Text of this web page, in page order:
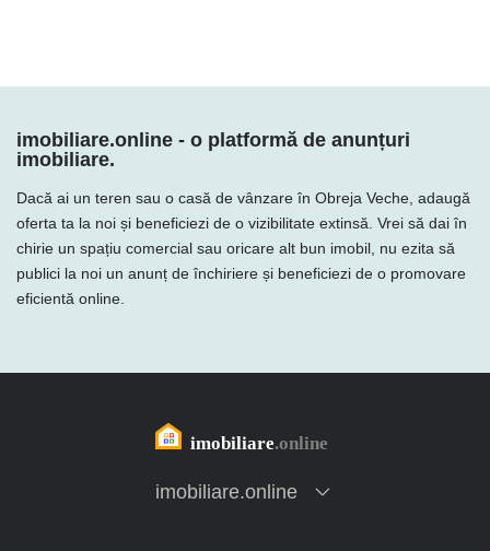
imobiliare.online - o platformă de anunțuri
imobiliare.
Dacă ai un teren sau o casă de vânzare în Obreja Veche, adaugă
oferta ta la noi și beneficiezi de o vizibilitate extinsă. Vrei să dai în
chirie un spațiu comercial sau oricare alt bun imobil, nu ezita să
publici la noi un anunț de închiriere și beneficiezi de o promovare
eficientă online.
imobiliare.online